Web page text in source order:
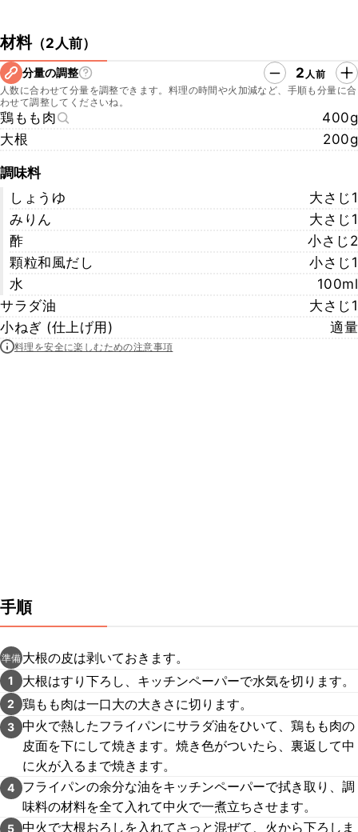
材料（2人前）
分量の調整 2 人前
人数に合わせて分量を調整できます。料理の時間や火加減など、手順も分量に合
わせて調整してくださいね。
鶏もも肉
400g
大根
200g
調味料
しょうゆ
大さじ1
みりん
大さじ1
酢
小さじ2
顆粒和風だし
小さじ1
水
100ml
サラダ油
大さじ1
小ねぎ (仕上げ用)
適量
料理を安全に楽しむための注意事項
手順
準備 大根の皮は剥いておきます。
1 大根はすり下ろし、キッチンペーパーで水気を切ります。
2 鶏もも肉は一口大の大きさに切ります。
3 中火で熱したフライパンにサラダ油をひいて、鶏もも肉の
皮面を下にして焼きます。焼き色がついたら、裏返して中
に火が入るまで焼きます。
4
フライパンの余分な油をキッチンペーパーで拭き取り、調
味料の材料を全て入れて中火で一煮立ちさせます。
5 中火で大根おろしを入れてさっと混ぜて、火から下ろしま